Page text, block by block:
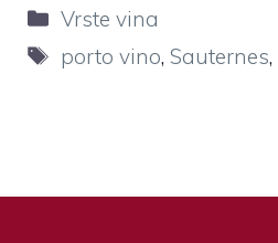
Categories
Vrste vina
Tags
porto vino,Sauternes,